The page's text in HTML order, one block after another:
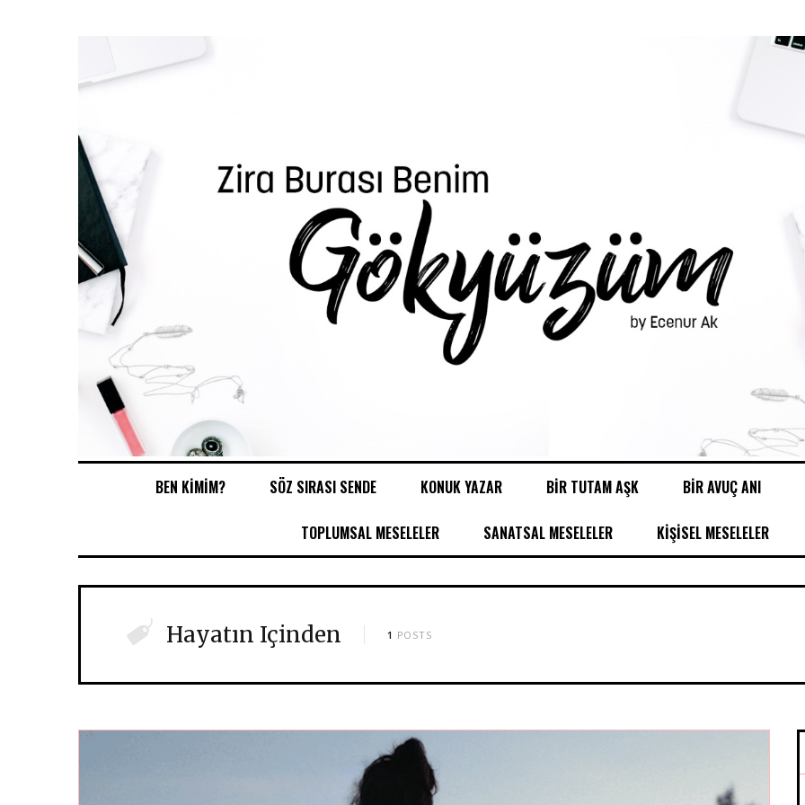
BEN KİMİM? SÖZ SIRASI SENDE KONUK YAZAR BİR TUTAM AŞK BİR AVUÇ ANI
TOPLUMSAL MESELELER SANATSAL MESELELER KİŞİSEL MESELELER
Hayatın Içinden 1 POSTS